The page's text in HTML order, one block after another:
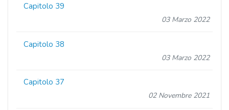
Capitolo 39
03 Marzo 2022
Capitolo 38
03 Marzo 2022
Capitolo 37
02 Novembre 2021